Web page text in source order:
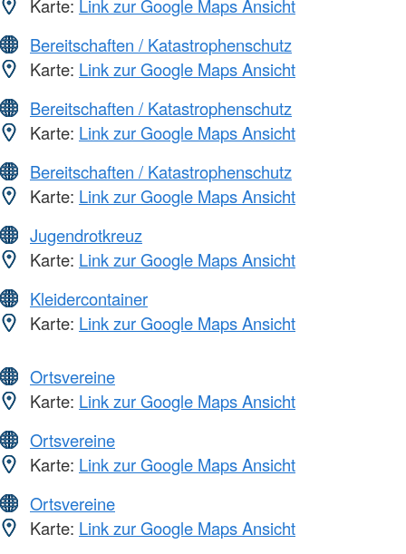
Karte: Link zur Google Maps Ansicht
Bereitschaften / Katastrophenschutz
Karte: Link zur Google Maps Ansicht
Bereitschaften / Katastrophenschutz
Karte: Link zur Google Maps Ansicht
Bereitschaften / Katastrophenschutz
Karte: Link zur Google Maps Ansicht
Jugendrotkreuz
Karte: Link zur Google Maps Ansicht
Kleidercontainer
Karte: Link zur Google Maps Ansicht
Ortsvereine
Karte: Link zur Google Maps Ansicht
Ortsvereine
Karte: Link zur Google Maps Ansicht
Ortsvereine
Karte: Link zur Google Maps Ansicht